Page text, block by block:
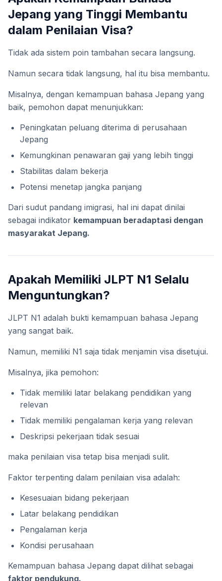
Jepang yang Tinggi Membantu
dalam Penilaian Visa?
Tidak ada sistem poin tambahan secara langsung.
Namun secara tidak langsung, hal itu bisa membantu.
Misalnya, dengan kemampuan bahasa Jepang yang
baik, pemohon dapat menunjukkan:
Peningkatan peluang diterima di perusahaan
Jepang
Kemungkinan penawaran gaji yang lebih tinggi
Stabilitas dalam bekerja
Potensi menetap jangka panjang
Dari sudut pandang imigrasi, hal ini dapat dinilai
sebagai indikator kemampuan beradaptasi dengan
masyarakat Jepang.
Apakah Memiliki JLPT N1 Selalu
Menguntungkan?
JLPT N1 adalah bukti kemampuan bahasa Jepang
yang sangat baik.
Namun, memiliki N1 saja tidak menjamin visa disetujui.
Misalnya, jika pemohon:
Tidak memiliki latar belakang pendidikan yang
relevan
Tidak memiliki pengalaman kerja yang relevan
Deskripsi pekerjaan tidak sesuai
maka penilaian visa tetap bisa menjadi sulit.
Faktor terpenting dalam penilaian visa adalah:
Kesesuaian bidang pekerjaan
Latar belakang pendidikan
Pengalaman kerja
Kondisi perusahaan
Kemampuan bahasa Jepang dapat dilihat sebagai
faktor pendukung.